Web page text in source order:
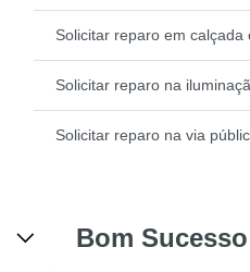
Solicitar reparo em
Solicitar reparo na
Solicitar reparo na via
Bom